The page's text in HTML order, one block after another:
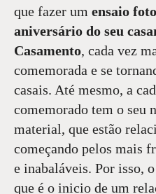
que fazer um ensaio
aniversário do seu
Casamento, cada vez
comemorada e se
casais. Até mesmo, a
comemorado tem o seu
material, que estão
começando pelos mais
e inabaláveis. Por isso, o
que é o inicio de um